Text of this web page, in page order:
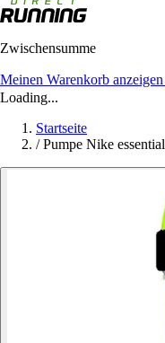
Zwischensumme
Meinen Warenkorb anzeigen
Loading...
Startseite
/ Pumpe Nike essential